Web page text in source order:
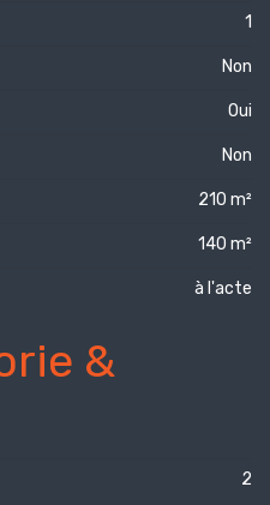
1
Non
Oui
Non
210 m²
140 m²
à l'acte
&
2